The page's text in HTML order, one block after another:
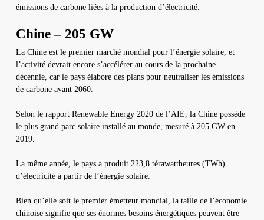
émissions de carbone liées à la production d’électricité.
Chine – 205 GW
La Chine est le premier marché mondial pour l’énergie solaire, et
l’activité devrait encore s’accélérer au cours de la prochaine
décennie, car le pays élabore des plans pour neutraliser les émissions
de carbone avant 2060.
Selon le rapport Renewable Energy 2020 de l’AIE, la Chine possède
le plus grand parc solaire installé au monde, mesuré à 205 GW en
2019.
La même année, le pays a produit 223,8 térawattheures (TWh)
d’électricité à partir de l’énergie solaire.
Bien qu’elle soit le premier émetteur mondial, la taille de l’économie
chinoise signifie que ses énormes besoins énergétiques peuvent être